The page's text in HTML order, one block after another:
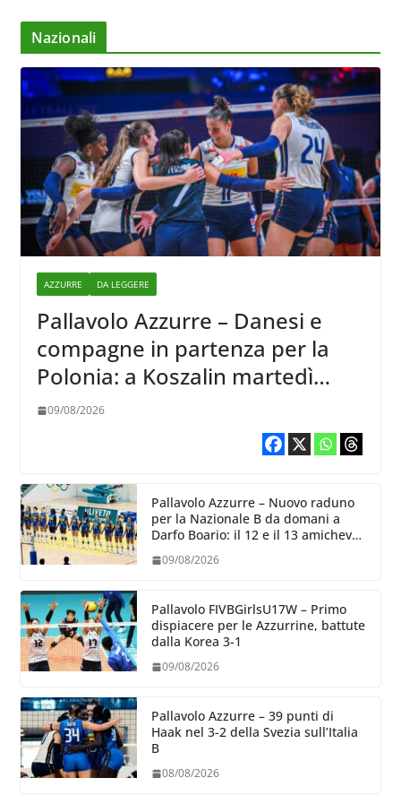
Nazionali
AZZURRE DA LEGGERE
Pallavolo Azzurre – Danesi e
compagne in partenza per la
Polonia: a Koszalin martedì
giocano contro la Francia
09/08/2026
Pallavolo Azzurre – Nuovo raduno
per la Nazionale B da domani a
Darfo Boario: il 12 e il 13 amichevoli
09/08/2026
Pallavolo FIVBGirlsU17W – Primo
dispiacere per le Azzurrine, battute
dalla Korea 3-1
09/08/2026
Pallavolo Azzurre – 39 punti di
Haak nel 3-2 della Svezia sull’Italia
B
08/08/2026